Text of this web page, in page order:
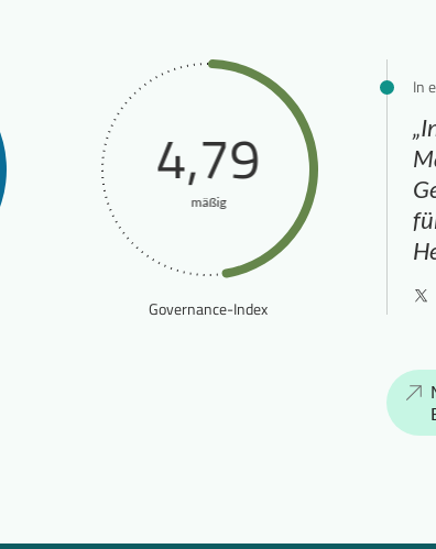
4,79
mäßig
Governance-Index
In